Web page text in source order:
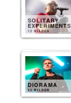
SOLITARY
EXPERIMENTS
12 BILDER
DIORAMA
11 BILDER